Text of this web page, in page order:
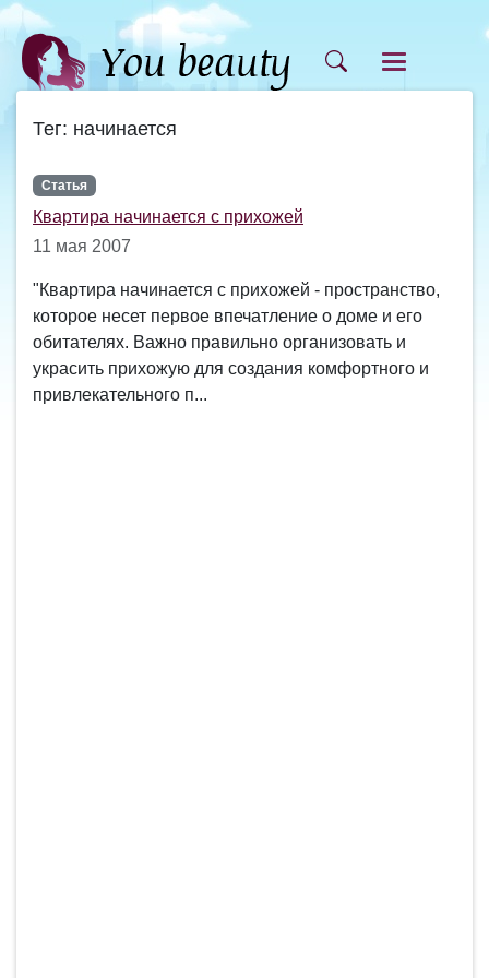
Тег: начинается
Статья
Квартира начинается с прихожей
11 мая 2007
"Квартира начинается с прихожей - пространство,
которое несет первое впечатление о доме и его
обитателях. Важно правильно организовать и
украсить прихожую для создания комфортного и
привлекательного п...